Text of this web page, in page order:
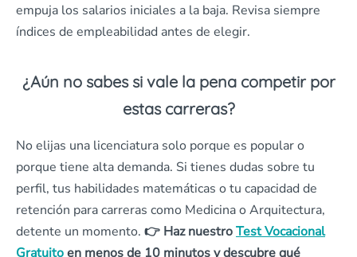
empuja los salarios iniciales a la baja. Revisa siempre
índices de empleabilidad antes de elegir.
¿Aún no sabes si vale la pena competir por
estas carreras?
No elijas una licenciatura solo porque es popular o
porque tiene alta demanda. Si tienes dudas sobre tu
perfil, tus habilidades matemáticas o tu capacidad de
retención para carreras como Medicina o Arquitectura,
detente un momento. 👉 Haz nuestroTest Vocacional
Gratuitoen menos de 10 minutos y descubre qué